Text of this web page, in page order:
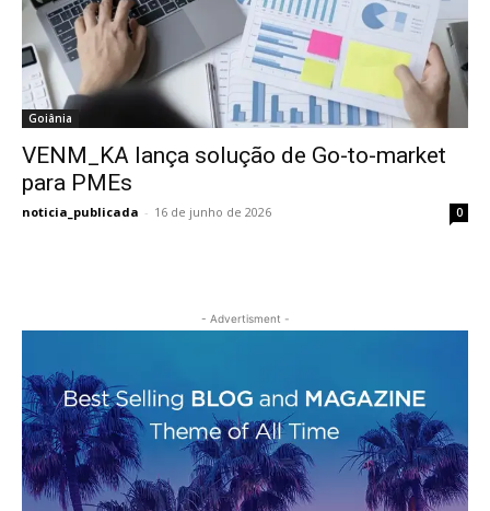
Goiânia
VENM_KA lança solução de Go-to-market
para PMEs
noticia_publicada - 16 de junho de 2026 0
- Advertisment -